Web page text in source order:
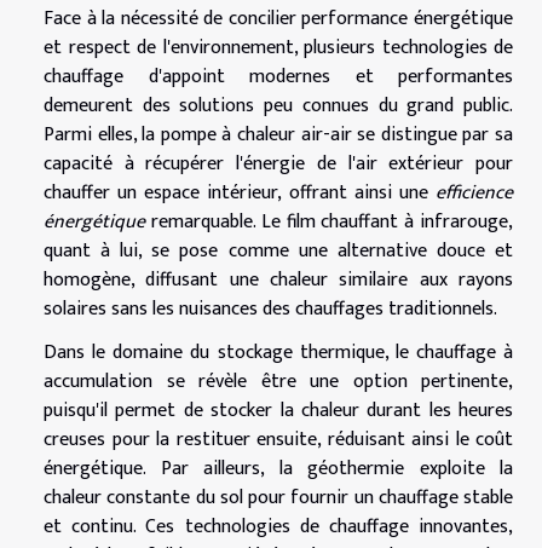
Face à la nécessité de concilier performance énergétique
et respect de l'environnement, plusieurs technologies de
chauffage d'appoint modernes et performantes
demeurent des solutions peu connues du grand public.
Parmi elles, la pompe à chaleur air-air se distingue par sa
capacité à récupérer l'énergie de l'air extérieur pour
chauffer un espace intérieur, offrant ainsi une efficience
énergétiqueremarquable. Le film chauffant à infrarouge,
quant à lui, se pose comme une alternative douce et
homogène, diffusant une chaleur similaire aux rayons
solaires sans les nuisances des chauffages traditionnels.
Dans le domaine du stockage thermique, le chauffage à
accumulation se révèle être une option pertinente,
puisqu'il permet de stocker la chaleur durant les heures
creuses pour la restituer ensuite, réduisant ainsi le coût
énergétique. Par ailleurs, la géothermie exploite la
chaleur constante du sol pour fournir un chauffage stable
et continu. Ces technologies de chauffage innovantes,